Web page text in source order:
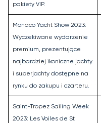
pakiety VIP.
Monaco Yacht Show 2023:
Wyczekiwane wydarzenie
premium, prezentujące
najbardziej ikoniczne jachty
i superjachty dostępne na
rynku do zakupu i czarteru.
Saint-Tropez Sailing Week
2023: Les Voiles de St